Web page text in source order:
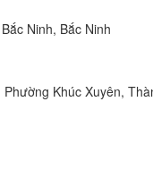
Ninh, Bắc Ninh
Khúc Xuyên,